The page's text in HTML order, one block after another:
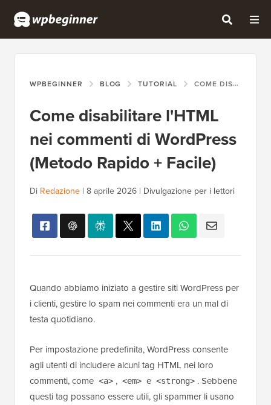
WPBEGINNER BLOG TUTORIAL COME DISABILITARE L'HTML NEI COMMENTI DI WORDPRESS (METODO RAPIDO + FACILE)
Come disabilitare l'HTML
nei commenti di WordPress
(Metodo Rapido + Facile)
Di Redazione | 8 aprile 2026 | Divulgazione per i lettori
Quando abbiamo iniziato a gestire siti WordPress per
i clienti, gestire lo spam nei commenti era un mal di
testa quotidiano.
Per impostazione predefinita, WordPress consente
agli utenti di includere alcuni tag HTML nei loro
commenti, come <a> , <em> e <strong> . Sebbene
questi tag possano essere utili, gli spammer li usano